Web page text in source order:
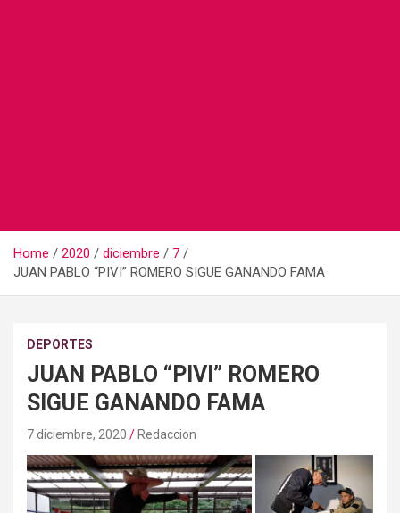
Home 2020 diciembre
7
JUAN PABLO “PIVI” ROMERO SIGUE GANANDO FAMA
DEPORTES
JUAN PABLO “PIVI” ROMERO
SIGUE GANANDO FAMA
7 diciembre, 2020 Redaccion